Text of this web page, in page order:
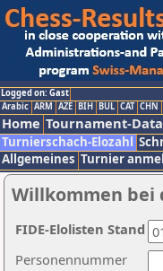
Logged on: Gast
Arabic ARM AZE BIH BUL CAT CHN
Home Tournament-
Turnierschach-Elozahl
Allgemeines Turnier
Willkommen bei
Personennummer
FIDE-Elolisten Stand